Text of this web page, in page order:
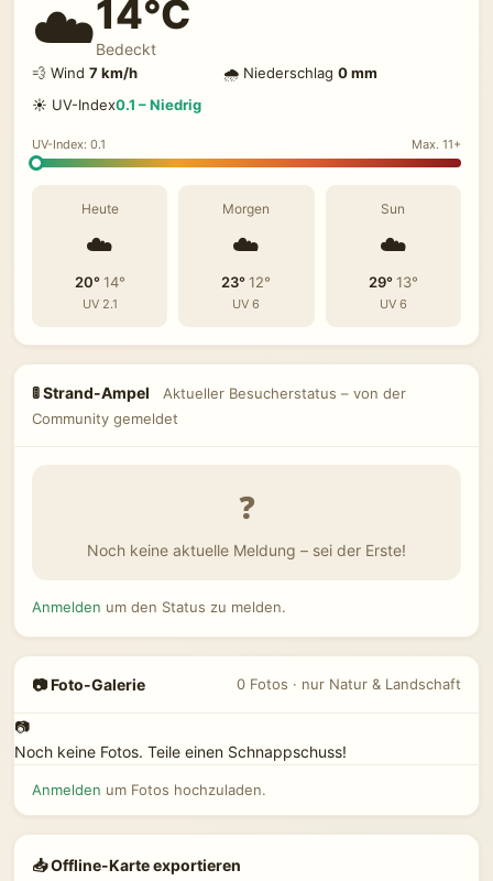
☁️14°C
Bedeckt
💨 Wind 7 km/h 🌧 Niederschlag 0 mm
☀️ UV-Index0.1 – Niedrig
UV-Index: 0.1 Max. 11+
Heute
☁️
20°14°
UV 2.1
Morgen
☁️
23°12°
UV 6
Sun
☁️
29°13°
UV 6
🚦 Strand-Ampel
Aktueller Besucherstatus – von der
Community gemeldet
❓
Noch keine aktuelle Meldung – sei der Erste!
Anmelden um den Status zu melden.
📷 Foto-Galerie 0 Fotos · nur Natur & Landschaft
📷
Noch keine Fotos. Teile einen Schnappschuss!
Anmelden um Fotos hochzuladen.
📥 Offline-Karte exportieren